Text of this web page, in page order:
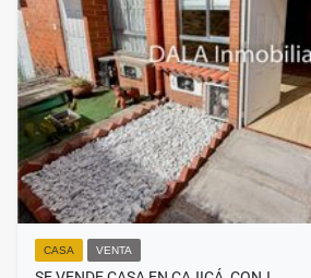
CASA VENTA